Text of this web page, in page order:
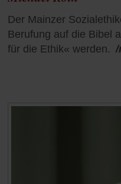
Der Mainzer
Berufung auf die Bibel
für die Ethik« werden. /